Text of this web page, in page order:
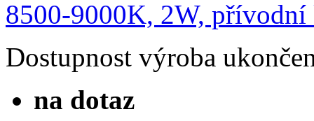
Dostupnost výroba
na dotaz